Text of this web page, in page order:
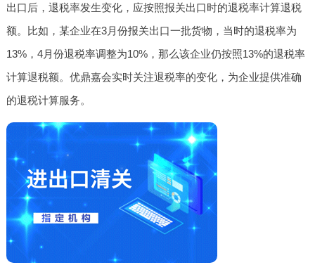
出口后，退税率发生变化，应按照报关出口时的退税率计算退税
额。比如，某企业在3月份报关出口一批货物，当时的退税率为
13%，4月份退税率调整为10%，那么该企业仍按照13%的退税率
计算退税额。优鼎嘉会实时关注退税率的变化，为企业提供准确
的退税计算服务。